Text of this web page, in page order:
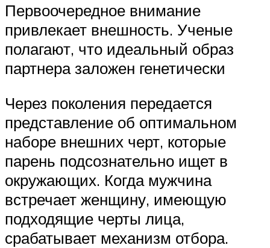
Первоочередное внимание
привлекает внешность. Ученые
полагают, что идеальный образ
партнера заложен генетически
Через поколения передается
представление об оптимальном
наборе внешних черт, которые
парень подсознательно ищет в
окружающих. Когда мужчина
встречает женщину, имеющую
подходящие черты лица,
срабатывает механизм отбора.